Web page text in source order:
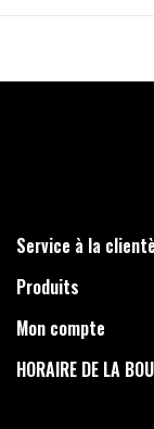
Service à la
Produits
Mon compte
HORAIRE DE LA